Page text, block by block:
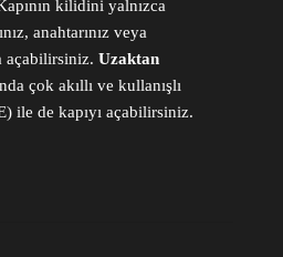
kilidini yalnızca
anahtarınız veya
açabilirsiniz. Uzaktan
çok akıllı ve kullanışlı
ile de kapıyı açabilirsiniz.